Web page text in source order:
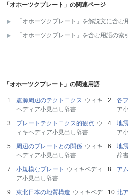
「オホーツクプレート」の関連ページ
「オホーツクプレート」を解説文に含む
「オホーツクプレート」を含む用語の索引
「オホーツクプレート」の関連用語
震源周辺のテクトニクス ウィキ
ペディア小見出し辞書
各
ア
プレートテクトニクス的観点 ウ
ィキペディア小見出し辞書
地
ア
周辺のプレートとの関係 ウィキ
ペディア小見出し辞書
地
辞書
小規模なプレート
ウィキペディ
ア小見出し辞書
ア
東北日本の地質構造 ウィキペデ
北